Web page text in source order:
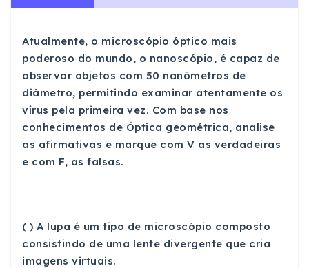
Atualmente, o microscópio óptico mais
poderoso do mundo, o nanoscópio, é capaz de
observar objetos com 50 nanômetros de
diâmetro, permitindo examinar atentamente os
vírus pela primeira vez. Com base nos
conhecimentos de Óptica geométrica, analise
as afirmativas e marque com V as verdadeiras
e com F, as falsas.
( ) A lupa é um tipo de microscópio composto
consistindo de uma lente divergente que cria
imagens virtuais.